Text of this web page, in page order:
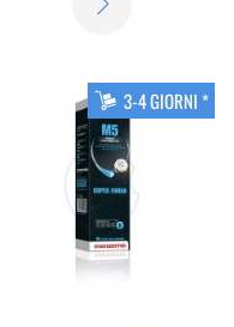
3-4 GIORNI *